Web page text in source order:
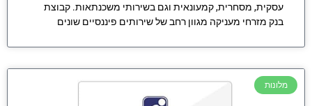
עסקית, מסחרית, קמעונאית וגם בשירותי משכנתאות. קבוצת
בנק מזרחי מעניקה מגוון רחב של שירותים פיננסיים שונים
מלונות